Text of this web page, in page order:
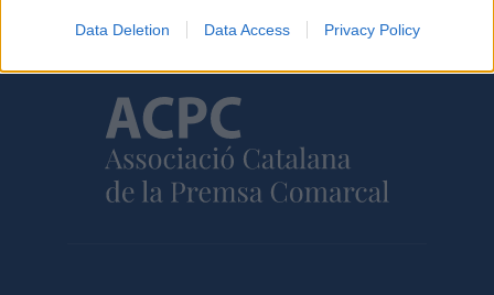
Data Deletion Data Access Privacy Policy